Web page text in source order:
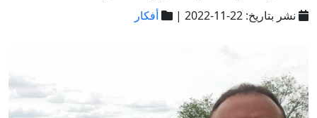
نشر بتاريخ: 22-11-2022 | أفكار